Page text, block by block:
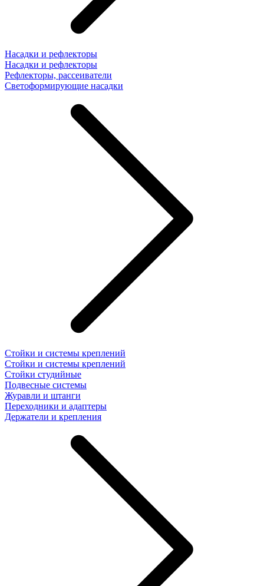
Насадки и рефлекторы
Насадки и рефлекторы
Рефлекторы, рассеиватели
Светоформирующие насадки
Стойки и системы креплений
Стойки и системы креплений
Стойки студийные
Подвесные системы
Журавли и штанги
Переходники и адаптеры
Держатели и крепления